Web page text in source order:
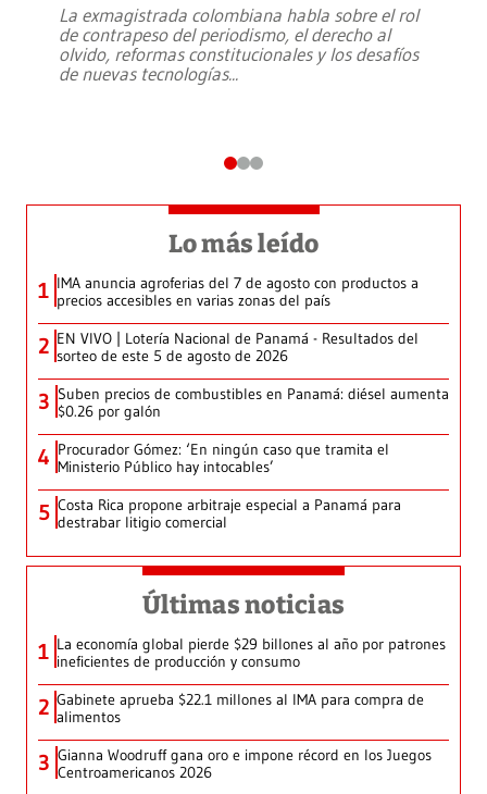
La exmagistrada colombiana habla sobre el rol
de contrapeso del periodismo, el derecho al
olvido, reformas constitucionales y los desafíos
de nuevas tecnologías...
Lo más leído
1 IMA anuncia agroferias del 7 de agosto con productos a
precios accesibles en varias zonas del país
2 EN VIVO | Lotería Nacional de Panamá - Resultados del
sorteo de este 5 de agosto de 2026
3 Suben precios de combustibles en Panamá: diésel aumenta
$0.26 por galón
4 Procurador Gómez: ‘En ningún caso que tramita el
Ministerio Público hay intocables’
5 Costa Rica propone arbitraje especial a Panamá para
destrabar litigio comercial
Últimas noticias
1 La economía global pierde $29 billones al año por patrones
ineficientes de producción y consumo
2 Gabinete aprueba $22.1 millones al IMA para compra de
alimentos
3 Gianna Woodruff gana oro e impone récord en los Juegos
Centroamericanos 2026